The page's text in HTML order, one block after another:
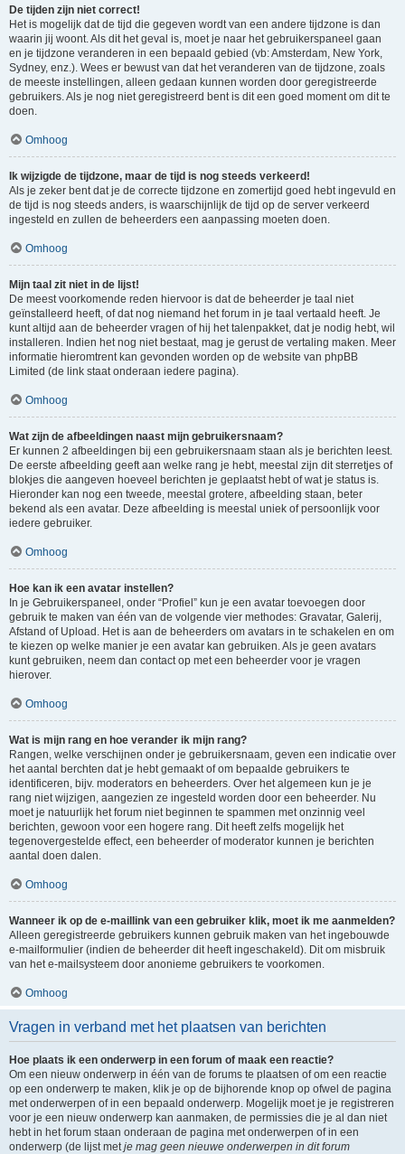
De tijden zijn niet correct!
Het is mogelijk dat de tijd die gegeven wordt van een andere tijdzone is dan
waarin jij woont. Als dit het geval is, moet je naar het gebruikerspaneel gaan
en je tijdzone veranderen in een bepaald gebied (vb: Amsterdam, New York,
Sydney, enz.). Wees er bewust van dat het veranderen van de tijdzone, zoals
de meeste instellingen, alleen gedaan kunnen worden door geregistreerde
gebruikers. Als je nog niet geregistreerd bent is dit een goed moment om dit te
doen.
Omhoog
Ik wijzigde de tijdzone, maar de tijd is nog steeds verkeerd!
Als je zeker bent dat je de correcte tijdzone en zomertijd goed hebt ingevuld en
de tijd is nog steeds anders, is waarschijnlijk de tijd op de server verkeerd
ingesteld en zullen de beheerders een aanpassing moeten doen.
Omhoog
Mijn taal zit niet in de lijst!
De meest voorkomende reden hiervoor is dat de beheerder je taal niet
geïnstalleerd heeft, of dat nog niemand het forum in je taal vertaald heeft. Je
kunt altijd aan de beheerder vragen of hij het talenpakket, dat je nodig hebt, wil
installeren. Indien het nog niet bestaat, mag je gerust de vertaling maken. Meer
informatie hieromtrent kan gevonden worden op de website van phpBB
Limited (de link staat onderaan iedere pagina).
Omhoog
Wat zijn de afbeeldingen naast mijn gebruikersnaam?
Er kunnen 2 afbeeldingen bij een gebruikersnaam staan als je berichten leest.
De eerste afbeelding geeft aan welke rang je hebt, meestal zijn dit sterretjes of
blokjes die aangeven hoeveel berichten je geplaatst hebt of wat je status is.
Hieronder kan nog een tweede, meestal grotere, afbeelding staan, beter
bekend als een avatar. Deze afbeelding is meestal uniek of persoonlijk voor
iedere gebruiker.
Omhoog
Hoe kan ik een avatar instellen?
In je Gebruikerspaneel, onder “Profiel” kun je een avatar toevoegen door
gebruik te maken van één van de volgende vier methodes: Gravatar, Galerij,
Afstand of Upload. Het is aan de beheerders om avatars in te schakelen en om
te kiezen op welke manier je een avatar kan gebruiken. Als je geen avatars
kunt gebruiken, neem dan contact op met een beheerder voor je vragen
hierover.
Omhoog
Wat is mijn rang en hoe verander ik mijn rang?
Rangen, welke verschijnen onder je gebruikersnaam, geven een indicatie over
het aantal berchten dat je hebt gemaakt of om bepaalde gebruikers te
identificeren, bijv. moderators en beheerders. Over het algemeen kun je je
rang niet wijzigen, aangezien ze ingesteld worden door een beheerder. Nu
moet je natuurlijk het forum niet beginnen te spammen met onzinnig veel
berichten, gewoon voor een hogere rang. Dit heeft zelfs mogelijk het
tegenovergestelde effect, een beheerder of moderator kunnen je berichten
aantal doen dalen.
Omhoog
Wanneer ik op de e-maillink van een gebruiker klik, moet ik me aanmelden?
Alleen geregistreerde gebruikers kunnen gebruik maken van het ingebouwde
e-mailformulier (indien de beheerder dit heeft ingeschakeld). Dit om misbruik
van het e-mailsysteem door anonieme gebruikers te voorkomen.
Omhoog
Vragen in verband met het plaatsen van berichten
Hoe plaats ik een onderwerp in een forum of maak een reactie?
Om een nieuw onderwerp in één van de forums te plaatsen of om een reactie
op een onderwerp te maken, klik je op de bijhorende knop op ofwel de pagina
met onderwerpen of in een bepaald onderwerp. Mogelijk moet je je registreren
voor je een nieuw onderwerp kan aanmaken, de permissies die je al dan niet
hebt in het forum staan onderaan de pagina met onderwerpen of in een
onderwerp (de lijst metje mag geen nieuwe onderwerpen in dit forum